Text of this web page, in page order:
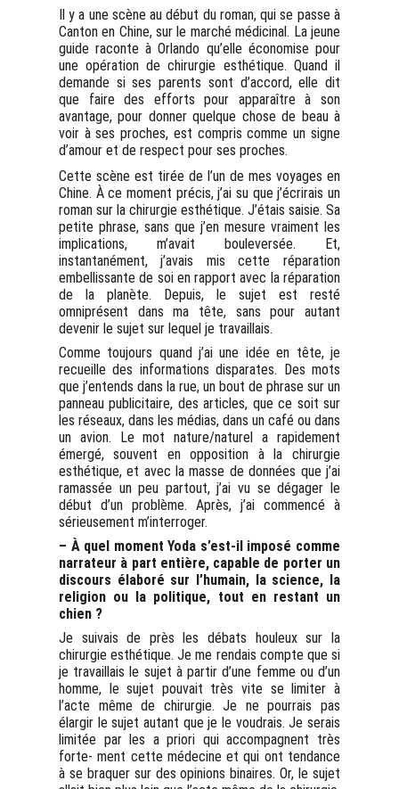
Il y a une scène au début du roman, qui se passe à
Canton en Chine, sur le marché médicinal. La jeune
guide raconte à Orlando qu’elle économise pour
une opération de chirurgie esthétique. Quand il
demande si ses parents sont d’accord, elle dit
que faire des efforts pour apparaître à son
avantage, pour donner quelque chose de beau à
voir à ses proches, est compris comme un signe
d’amour et de respect pour ses proches.
Cette scène est tirée de l’un de mes voyages en
Chine. À ce moment précis, j’ai su que j’écrirais un
roman sur la chirurgie esthétique. J’étais saisie. Sa
petite phrase, sans que j’en mesure vraiment les
implications, m’avait bouleversée. Et,
instantanément, j’avais mis cette réparation
embellissante de soi en rapport avec la réparation
de la planète. Depuis, le sujet est resté
omniprésent dans ma tête, sans pour autant
devenir le sujet sur lequel je travaillais.
Comme toujours quand j’ai une idée en tête, je
recueille des informations disparates. Des mots
que j’entends dans la rue, un bout de phrase sur un
panneau publicitaire, des articles, que ce soit sur
les réseaux, dans les médias, dans un café ou dans
un avion. Le mot nature/naturel a rapidement
émergé, souvent en opposition à la chirurgie
esthétique, et avec la masse de données que j’ai
ramassée un peu partout, j’ai vu se dégager le
début d’un problème. Après, j’ai commencé à
sérieusement m’interroger.
– À quel moment Yoda s’est-il imposé comme
narrateur à part entière, capable de porter un
discours élaboré sur l’humain, la science, la
religion ou la politique, tout en restant un
chien ?
Je suivais de près les débats houleux sur la
chirurgie esthétique. Je me rendais compte que si
je travaillais le sujet à partir d’une femme ou d’un
homme, le sujet pouvait très vite se limiter à
l’acte même de chirurgie. Je ne pourrais pas
élargir le sujet autant que je le voudrais. Je serais
limitée par les a priori qui accompagnent très
forte- ment cette médecine et qui ont tendance
à se braquer sur des opinions binaires. Or, le sujet